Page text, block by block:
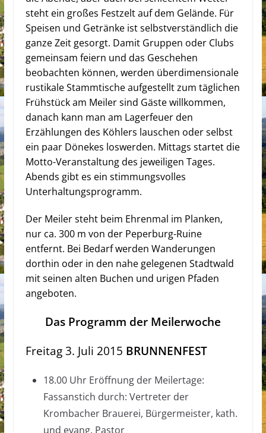
steht ein großes Festzelt auf dem Gelände. Für
Speisen und Getränke ist selbstverständlich die
ganze Zeit gesorgt. Damit Gruppen oder Clubs
gemeinsam feiern und das Geschehen
beobachten können, werden überdimensionale
rustikale Stammtische aufgestellt zum täglichen
Frühstück am Meiler sind Gäste willkommen,
danach kann man am Lagerfeuer den
Erzählungen des Köhlers lauschen oder selbst
ein paar Dönekes loswerden. Mittags startet die
Motto-Veranstaltung des jeweiligen Tages.
Abends gibt es ein stimmungsvolles
Unterhaltungsprogramm.
Der Meiler steht beim Ehrenmal im Planken,
nur ca. 300 m von der Peperburg-Ruine
entfernt. Bei Bedarf werden Wanderungen
dorthin oder in den nahe gelegenen Stadtwald
mit seinen alten Buchen und urigen Pfaden
angeboten.
Das Programm der Meilerwoche
Freitag 3. Juli 2015 BRUNNENFEST
18.00 Uhr Eröffnung der Meilertage:
Fassanstich durch: Vertreter der
Krombacher Brauerei, Bürgermeister, kath.
und evang. Pastor